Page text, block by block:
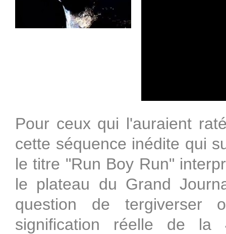
Pour ceux qui l'auraient
cette séquence inédite qui
le titre "Run Boy Run"
le plateau du Grand
question de tergiverser
signification réelle de